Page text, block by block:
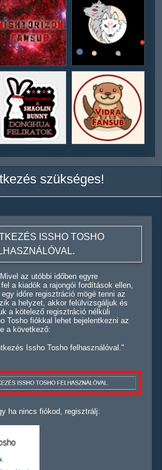
szükséges!
ISSHO TOSHO
az utóbbi időben egyre
a kiadók a rajongói fordítások ellen,
időre regisztráció mögé tenni az
a helyzet, akkor felülvizsgáljuk és
a kötelező regisztráció nélküli
Tosho fiókkal lehet bejelentkezni az
a következő:
Issho Tosho felhasználóval."
ha nincs fiókod, regisztrálj: